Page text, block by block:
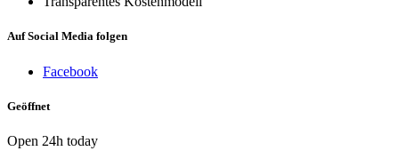
Auf Social Media folgen
Facebook
Geöffnet
Open 24h today